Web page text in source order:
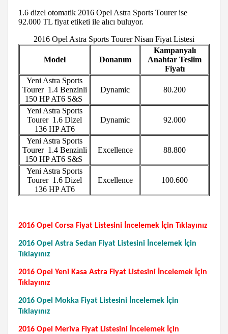
1.6 dizel otomatik 2016 Opel Astra Sports Tourer ise
92.000 TL fiyat etiketi ile alıcı buluyor.
2016 Opel Astra Sports Tourer Nisan Fiyat Listesi
Model Donanım
Kampanyalı
Anahtar Teslim
Fiyatı
Yeni Astra Sports
Tourer 1.4 Benzinli
150 HP AT6 S&S
Dynamic 80.200
Yeni Astra Sports
Tourer 1.6 Dizel
136 HP AT6
Dynamic 92.000
Yeni Astra Sports
Tourer 1.4 Benzinli
150 HP AT6 S&S
Excellence 88.800
Yeni Astra Sports
Tourer 1.6 Dizel
136 HP AT6
Excellence 100.600
2016 Opel Corsa Fiyat Listesini İncelemek İçin Tıklayınız
2016 Opel Astra Sedan Fiyat Listesini İncelemek İçin
Tıklayınız
2016 Opel Yeni Kasa Astra Fiyat Listesini İncelemek İçin
Tıklayınız
2016 Opel Mokka Fiyat Listesini İncelemek İçin
Tıklayınız
2016 Opel Meriva Fiyat Listesini İncelemek İçin